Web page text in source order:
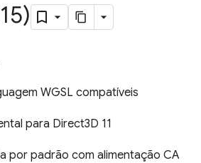
WGSL compatíveis
para Direct3D 11
por padrão com alimentação CA